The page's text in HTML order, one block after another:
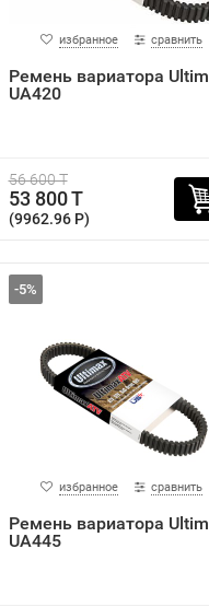
избранное сравнить
Ремень вариатора
UA420
56 600 T
53 800 T
(9962.96 P)
-5%
избранное сравнить
Ремень вариатора
UA445